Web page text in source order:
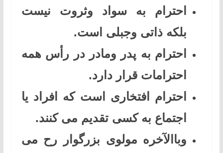
احترام به سواد وثروت نیست
بلکه ذاتی وجبلی است.
احترام به پدر ومادر در رأس همه
احترامات قرار دارد.
احترام افتخاری است که افراد یا
اجتماع به کسی تقدیم می کنند.
وباالآخره مولوی بزرگوار رح می